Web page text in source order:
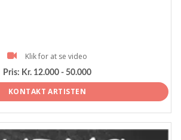
Klik for at se video
Pris: Kr. 12.000 - 50.000
KONTAKT ARTISTEN